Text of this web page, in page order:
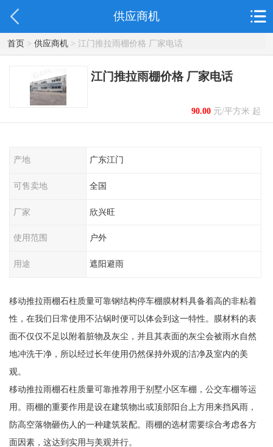
供应商机
首页> 供应商机> 江门推拉雨棚价格 厂家电话
江门推拉雨棚价格 厂家电话
90.00元/平方米 起
产地 广东江门
可售卖地 全国
厂家 欣兴旺
使用范围 户外
用途 遮阳避雨
移动推拉雨棚石柱质量可靠钢结构停车棚膜材料具备着高的非粘着
性，在我们日常使用不沾锅时便可以体会到这一特性。膜材料的表
面不仅仅不足以附着脏物及灰尘，并且其表面的灰尘会被雨水自然
地冲洗干净，所以经过长年使用仍然保持外观的洁净及室内的美
观。
移动推拉雨棚石柱质量可靠推荐用于别墅小区车棚，公交车棚等运
用。雨棚的重要作用是设在建筑物出或顶部阳台上方用来挡风雨，
防高空落物砸伤人的一种建筑装配。雨棚的选材需要综合考虑各方
面因素，这达到实用与美观并行。